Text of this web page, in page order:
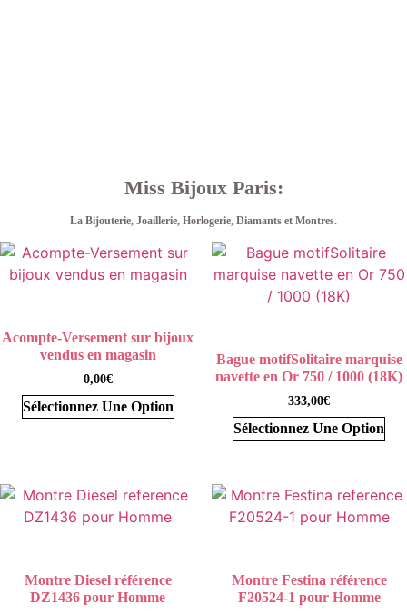
Miss Bijoux Paris:
La Bijouterie, Joaillerie, Horlogerie, Diamants et Montres.
Acompte-Versement sur bijoux
vendus en magasin
0,00€
Sélectionnez Une Option
Bague motifSolitaire marquise
navette en Or 750 / 1000 (18K)
333,00€
Sélectionnez Une Option
Montre Diesel référence
DZ1436 pour Homme
Montre Festina référence
F20524-1 pour Homme